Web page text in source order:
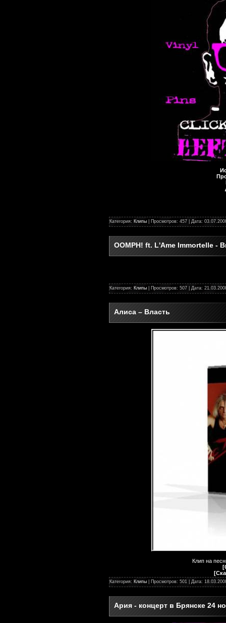
Категория: Клипы | Просмотров: 457 | Дата:
OOMPH! ft. L'Ame Immortelle -
Категория: Клипы | Просмотров: 507 | Дата:
Алиса – Власть
Клип на
[
[
Категория: Клипы | Просмотров: 501 | Дата:
Ария - концерт в Брянске 24